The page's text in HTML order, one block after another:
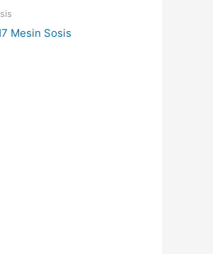
Mesin Sosis